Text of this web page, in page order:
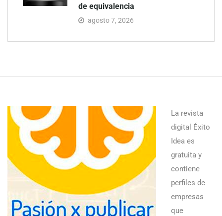
de equivalencia
agosto 7, 2026
La revista
digital Éxito
Idea es
gratuita y
contiene
perfiles de
empresas
que